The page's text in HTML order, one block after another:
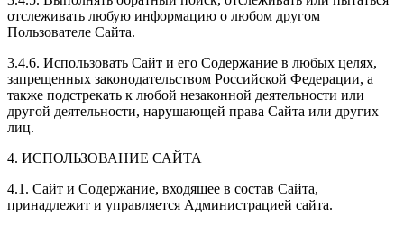
отслеживать любую информацию о любом другом
Пользователе Сайта.
3.4.6. Использовать Сайт и его Содержание в любых целях,
запрещенных законодательством Российской Федерации, а
также подстрекать к любой незаконной деятельности или
другой деятельности, нарушающей права Сайта или других
лиц.
4. ИСПОЛЬЗОВАНИЕ САЙТА
4.1. Сайт и Содержание, входящее в состав Сайта,
принадлежит и управляется Администрацией сайта.